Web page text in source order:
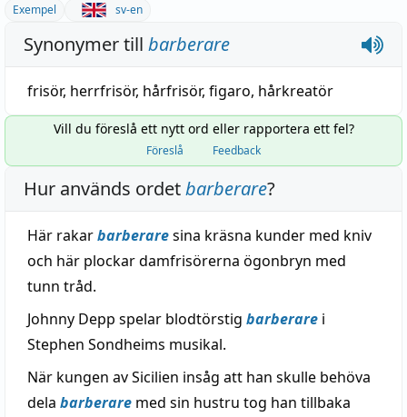
Exempel sv-en
Synonymer till barberare
frisör, herrfrisör, hårfrisör, figaro, hårkreatör
Vill du föreslå ett nytt ord eller rapportera ett fel?
Föreslå Feedback
Hur används ordetbarberare?
Här rakarbarberaresina kräsna kunder med kniv
och här plockar damfrisörerna ögonbryn med
tunn tråd.
Johnny Depp spelar blodtörstig barberare i
Stephen Sondheims musikal.
När kungen av Sicilien insåg att han skulle behöva
dela barberare med sin hustru tog han tillbaka